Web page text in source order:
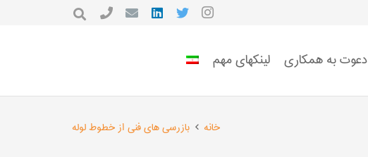
دعوت به همکاری لینکهای مهم
خانه بازرسی های فنی از خطوط لوله